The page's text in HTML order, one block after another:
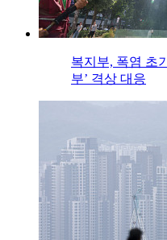
복지부, 폭염 초
부’ 격상 대응